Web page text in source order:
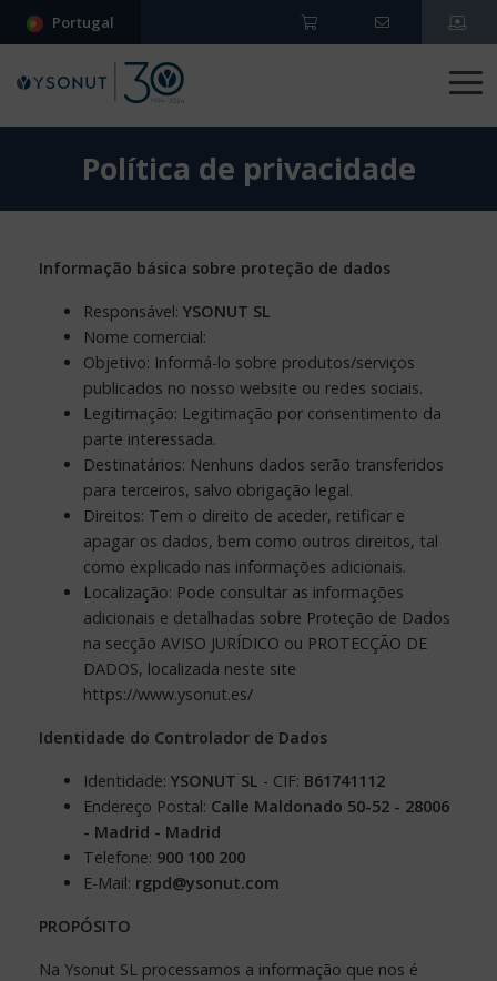
Portugal
Política de privacidade
Informação básica sobre proteção de dados
Responsável: YSONUT SL
Nome comercial:
Objetivo: Informá-lo sobre produtos/serviços
publicados no nosso website ou redes sociais.
Legitimação: Legitimação por consentimento da
parte interessada.
Destinatários: Nenhuns dados serão transferidos
para terceiros, salvo obrigação legal.
Direitos: Tem o direito de aceder, retificar e
apagar os dados, bem como outros direitos, tal
como explicado nas informações adicionais.
Localização: Pode consultar as informações
adicionais e detalhadas sobre Proteção de Dados
na secção AVISO JURÍDICO ou PROTECÇÃO DE
DADOS, localizada neste site
https://www.ysonut.es/
Identidade do Controlador de Dados
Identidade: YSONUT SL - CIF: B61741112
Endereço Postal: Calle Maldonado 50-52 - 28006
- Madrid - Madrid
Telefone: 900 100 200
E-Mail: rgpd@ysonut.com
PROPÓSITO
Na Ysonut SL processamos a informação que nos é